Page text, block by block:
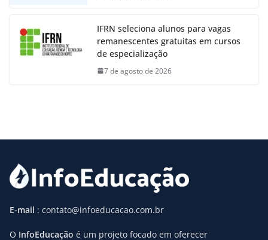
IFRN seleciona alunos para vagas
remanescentes gratuitas em cursos
de especialização
7 de agosto de 2026
E-mail : contato@infoeducacao.com.br
O InfoEducação é um projeto focado em oferecer